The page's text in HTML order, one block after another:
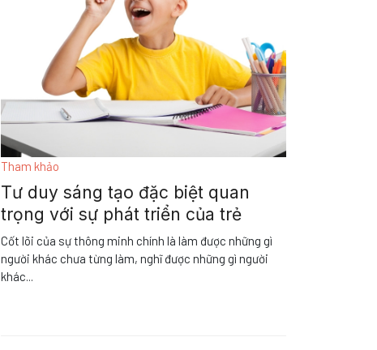
Tham khảo
Tư duy sáng tạo đặc biệt quan
trọng với sự phát triển của trẻ
Cốt lõi của sự thông minh chính là làm được những gì
người khác chưa từng làm, nghĩ được những gì người
khác